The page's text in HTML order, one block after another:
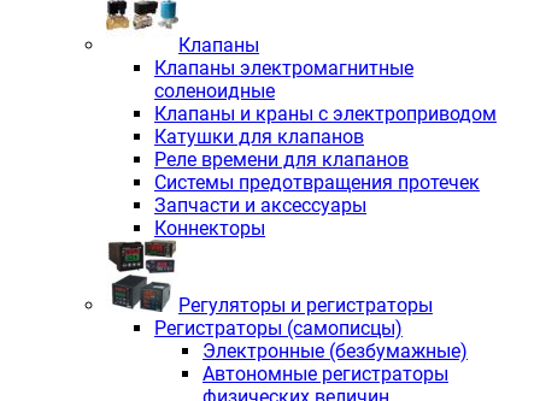
Клапаны
Клапаны электромагнитные
соленоидные
Клапаны и краны с электроприводом
Катушки для клапанов
Реле времени для клапанов
Системы предотвращения протечек
Запчасти и аксессуары
Коннекторы
Регуляторы и регистраторы
Регистраторы (самописцы)
Электронные (безбумажные)
Автономные регистраторы